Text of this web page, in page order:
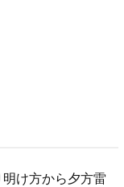
け方から夕方雷